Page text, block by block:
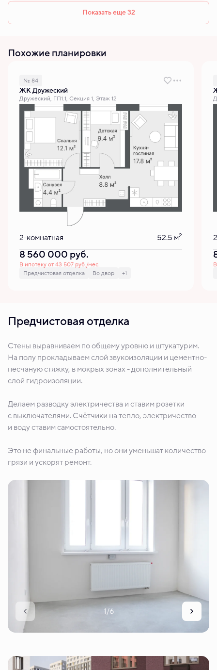
Показать еще 32
Похожие планировки
№ 84
ЖК Дружеский
Дружеский, ГП1.1, Секция 1, Этаж 12
2-комнатная 52.5 м2
8 560 000 руб.
В ипотеку от 43 507 руб./мес.
Предчистовая отделка
Во двор +1
Предчистовая отделка
Стены выравниваем по общему уровню и штукатурим.
На полу прокладываем слой звукоизоляции и цементно-
песчаную стяжку, в мокрых зонах - дополнительный
слой гидроизоляции.
Делаем разводку электричества и ставим розетки
с выключателями. Счётчики на тепло, электричество
и воду ставим самостоятельно.
Это не финальные работы, но они уменьшат количество
грязи и ускорят ремонт.
1/6